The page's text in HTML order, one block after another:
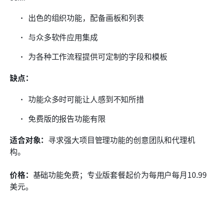
出色的组织功能，配备画板和列表
与众多软件应用集成
为各种工作流程提供可定制的字段和模板
缺点：
功能众多时可能让人感到不知所措
免费版的报告功能有限
适合对象： 寻求强大项目管理功能的创意团队和代理机
构。
价格： 基础功能免费；专业版套餐起价为每用户每月10.99
美元。